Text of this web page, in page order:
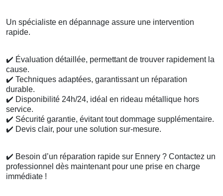
Un spécialiste en dépannage assure une intervention
rapide.
✔️ Évaluation détaillée, permettant de trouver rapidement la
cause.
✔️ Techniques adaptées, garantissant un réparation
durable.
✔️ Disponibilité 24h/24, idéal en rideau métallique hors
service.
✔️ Sécurité garantie, évitant tout dommage supplémentaire.
✔️ Devis clair, pour une solution sur-mesure.
✔️ Besoin d’un réparation rapide sur Ennery ? Contactez un
professionnel dès maintenant pour une prise en charge
immédiate !